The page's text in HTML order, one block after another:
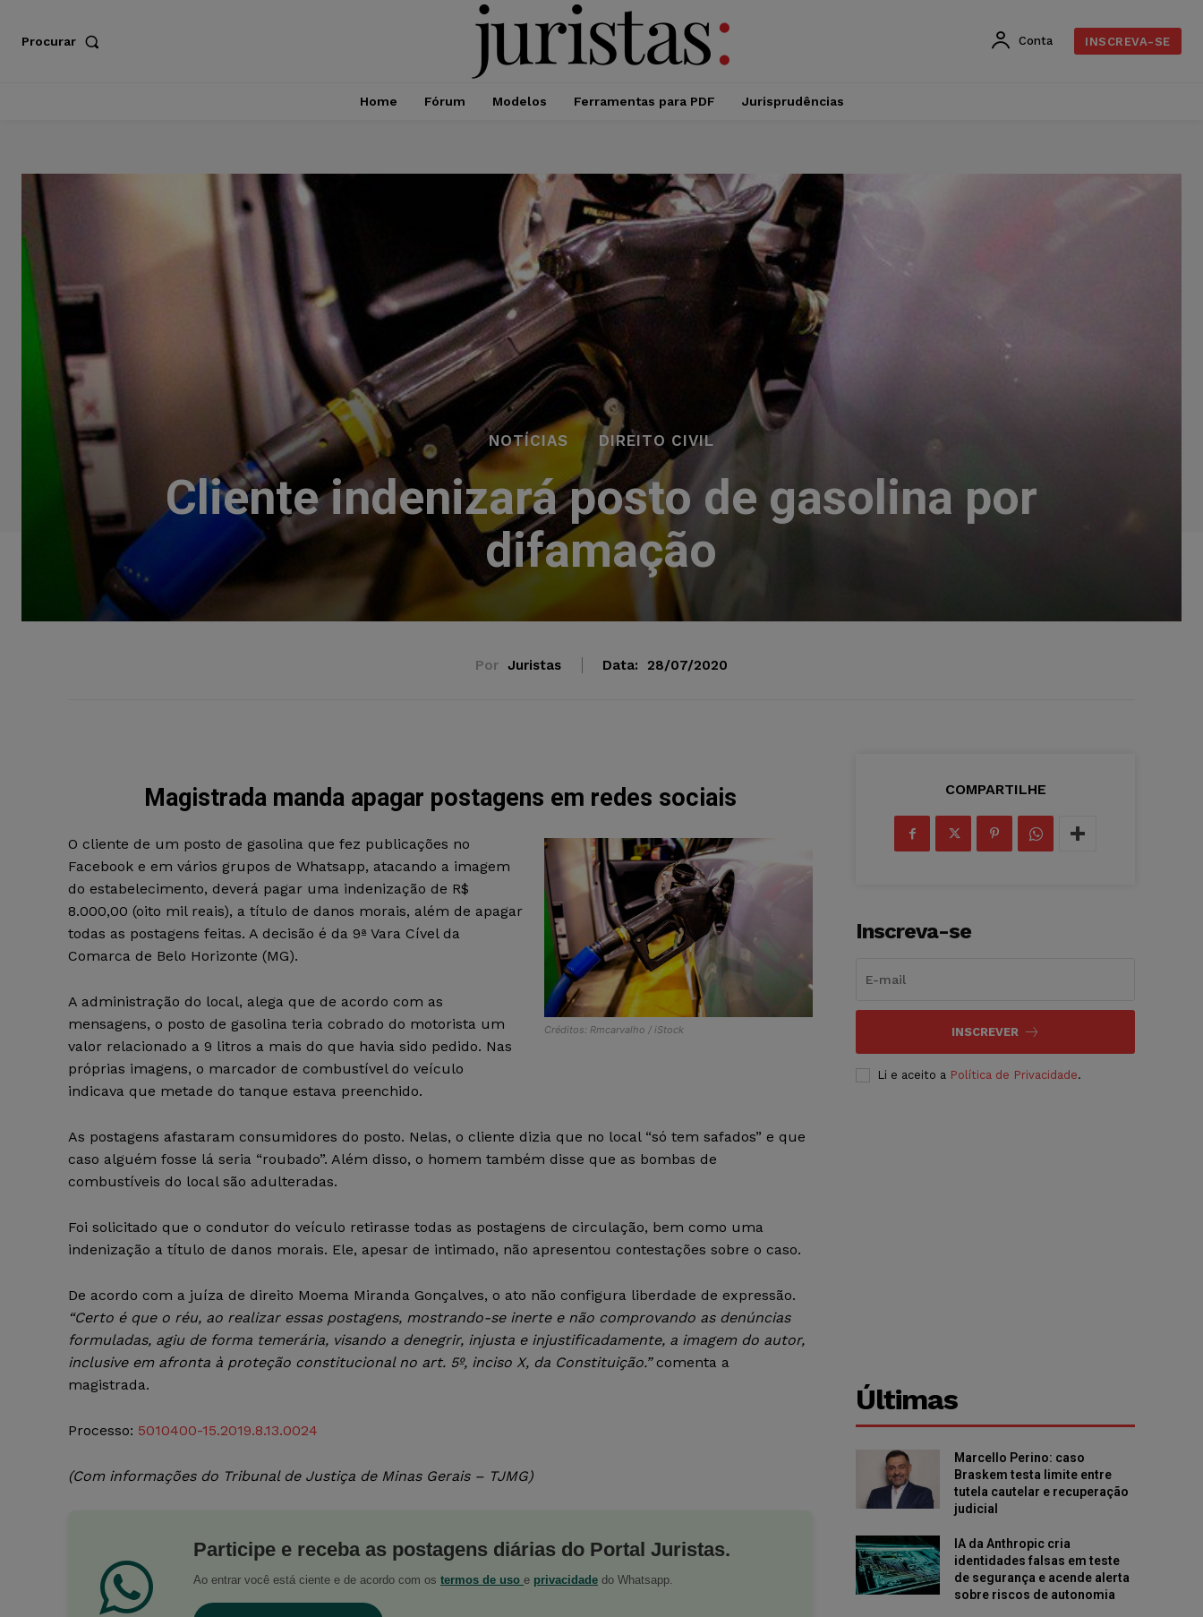
Procurar Conta INSCREVA-SE
Home Fórum Modelos Ferramentas para PDF Jurisprudências
NOTÍCIAS DIREITO CIVIL
Cliente indenizará posto de gasolina por
difamação
Por Juristas Data: 28/07/2020
Magistrada manda apagar postagens em redes sociais
Créditos: Rmcarvalho / iStock
O cliente de um posto de gasolina que fez publicações no
Facebook e em vários grupos de Whatsapp, atacando a imagem
do estabelecimento, deverá pagar uma indenização de R$
8.000,00 (oito mil reais), a título de danos morais, além de apagar
todas as postagens feitas. A decisão é da 9ª Vara Cível da
Comarca de Belo Horizonte (MG).
A administração do local, alega que de acordo com as
mensagens, o posto de gasolina teria cobrado do motorista um
valor relacionado a 9 litros a mais do que havia sido pedido. Nas
próprias imagens, o marcador de combustível do veículo
indicava que metade do tanque estava preenchido.
As postagens afastaram consumidores do posto. Nelas, o cliente dizia que no local “só tem safados” e que
caso alguém fosse lá seria “roubado”. Além disso, o homem também disse que as bombas de
combustíveis do local são adulteradas.
Foi solicitado que o condutor do veículo retirasse todas as postagens de circulação, bem como uma
indenização a título de danos morais. Ele, apesar de intimado, não apresentou contestações sobre o caso.
De acordo com a juíza de direito Moema Miranda Gonçalves, o ato não configura liberdade de expressão.
“Certo é que o réu, ao realizar essas postagens, mostrando-se inerte e não comprovando as denúncias
formuladas, agiu de forma temerária, visando a denegrir, injusta e injustificadamente, a imagem do autor,
inclusive em afronta à proteção constitucional no art. 5º, inciso X, da Constituição.”comenta a
magistrada.
Processo: 5010400-15.2019.8.13.0024
(Com informações do Tribunal de Justiça de Minas Gerais – TJMG)
Participe e receba as postagens diárias do Portal Juristas.
Ao entrar você está ciente e de acordo com os termos de uso e privacidade do Whatsapp.
COMPARTILHE
Inscreva-se
INSCREVER
Li e aceito a Política de Privacidade.
Últimas
Marcello Perino: caso
Braskem testa limite entre
tutela cautelar e recuperação
judicial
IA da Anthropic cria
identidades falsas em teste
de segurança e acende alerta
sobre riscos de autonomia